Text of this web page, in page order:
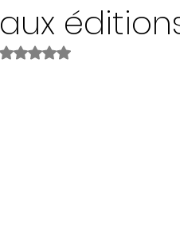
aux
Noté NaN étoiles sur 5.